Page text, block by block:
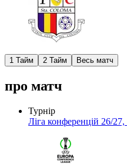
1 Тайм 2 Тайм Весь матч
про матч
Турнір
Ліга конференцій 26/